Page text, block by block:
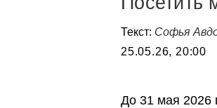
Текст: Софья
25.05.26, 20:00
До 31 мая 2026